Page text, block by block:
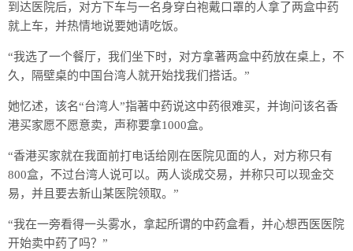
到达医院后，对方下车与一名身穿白袍戴口罩的人拿了两盒中药
就上车，并热情地说要她请吃饭。
“我选了一个餐厅，我们坐下时，对方拿著两盒中药放在桌上，不
久，隔壁桌的中国台湾人就开始找我们搭话。”
她忆述，该名“台湾人”指著中药说这中药很难买，并询问该名香
港买家愿不愿意卖，声称要拿1000盒。
“香港买家就在我面前打电话给刚在医院见面的人，对方称只有
800盒，不过台湾人说可以。两人谈成交易，并称只可以现金交
易，并且要去新山某医院领取。”
“我在一旁看得一头雾水，拿起所谓的中药盒看，并心想西医医院
开始卖中药了吗？”